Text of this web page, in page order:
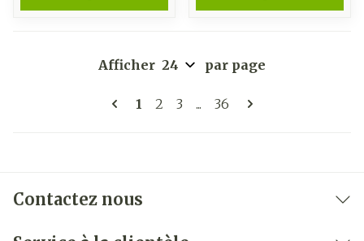
Pages
Vous lisez actuellement la page
1 Page
2 Page
3 ... Page
36
Afficher par page
Contactez nous